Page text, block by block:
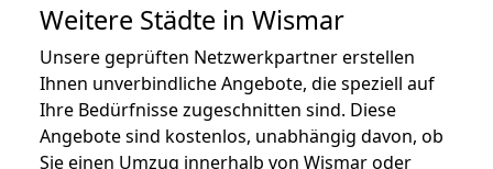
Weitere Städte in Wismar
Unsere geprüften Netzwerkpartner erstellen
Ihnen unverbindliche Angebote, die speziell auf
Ihre Bedürfnisse zugeschnitten sind. Diese
Angebote sind kostenlos, unabhängig davon, ob
Sie einen Umzug innerhalb von Wismar oder